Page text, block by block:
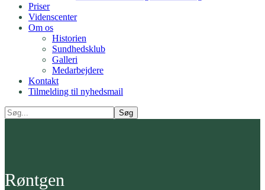
Priser
Videnscenter
Om os
Historien
Sundhedsklub
Galleri
Medarbejdere
Kontakt
Tilmelding til nyhedsmail
Røntgen